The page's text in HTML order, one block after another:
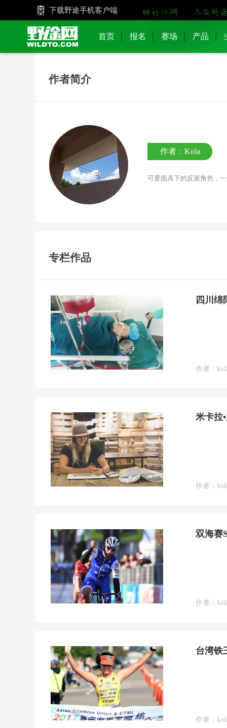
下载野途手机客户端
首页 报名 赛场 产品
作者简介
作者：Kola
可爱面具下的反派角色，
专栏作品
四川
作者：
米卡拉
作者：
双海赛
作者：
作者：